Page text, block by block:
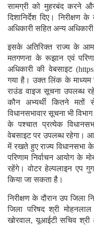
सामग्री को मुहरबंद करने
दिशानिर्देश दिए। निरीक्षण
अधिकारी सहित अन्य
इसके अतिरिक्त राज्य के
मतगणना के रूझान एवं
अधिकारी की वेबसाइट
गया है। उक्त लिंक के माध्यम
राउंड वाइज सूचना उपलब्ध
कौन अभ्यर्थी कितने
विधानसभावार सूचना भी
के पश्चात प्रत्येक
वेबसाइट पर उपलब्ध रहेगा।
में रखते हुए राज्य
परिणाम निर्वाचन आयोग के
रहेंगे। वोटर हेल्पलाइन एप
किया जा सकता है।
निरीक्षण के दौरान उप जिला
जिला परिषद श्री
खोरवाल, यूआईटी सचिव